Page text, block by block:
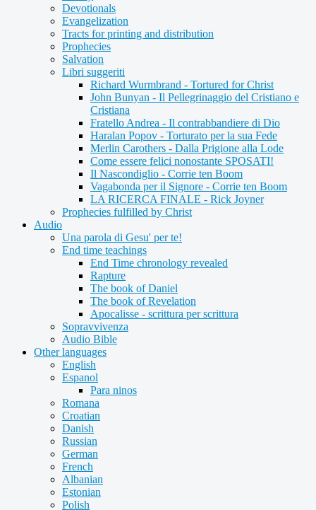
Devotionals
Evangelization
Tracts for printing and distribution
Prophecies
Salvation
Libri suggeriti
Richard Wurmbrand - Tortured for Christ
John Bunyan - Il Pellegrinaggio del Cristiano e
Cristiana
Fratello Andrea - Il contrabbandiere di Dio
Haralan Popov - Torturato per la sua Fede
Merlin Carothers - Dalla Prigione alla Lode
Come essere felici nonostante SPOSATI!
Il Nascondiglio - Corrie ten Boom
Vagabonda per il Signore - Corrie ten Boom
LA RICERCA FINALE - Rick Joyner
Prophecies fulfilled by Christ
Audio
Una parola di Gesu' per te!
End time teachings
End Time chronology revealed
Rapture
The book of Daniel
The book of Revelation
Apocalisse - scrittura per scrittura
Sopravvivenza
Audio Bible
Other languages
English
Espanol
Para ninos
Romana
Croatian
Danish
Russian
German
French
Albanian
Estonian
Polish